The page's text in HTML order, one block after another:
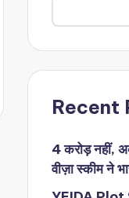
Recent
4 करोड़ नहीं,
वीज़ा स्कीम ने